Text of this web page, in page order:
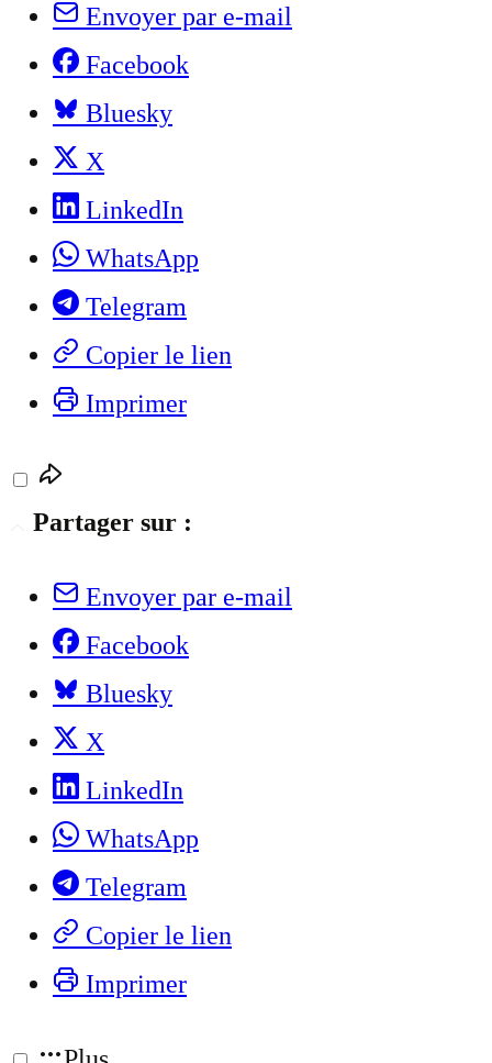
Envoyer par e-mail
Facebook
Bluesky
X
LinkedIn
WhatsApp
Telegram
Copier le lien
Imprimer
Partager sur :
Envoyer par e-mail
Facebook
Bluesky
X
LinkedIn
WhatsApp
Telegram
Copier le lien
Imprimer